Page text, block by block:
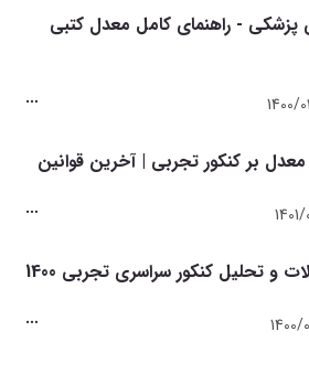
پزشکی - راهنمای کامل معدل کتبی
1400/
بر کنکور تجربی | آخرین قوانین
و تحلیل کنکور سراسری تجربی 1400